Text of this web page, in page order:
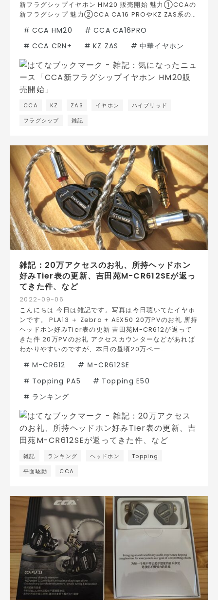
CCA KZ ZAS イヤホン
ハイブリッド
フラグシップ
雑記
新フラグシップイヤホン HM20 販売開始 魅力①CCAの
新フラグシップ 魅力②CCA CA16 PROやKZ ZAS系の…
# CCA HM20 # CCA CA16PRO
# CCA CRN+ # KZ ZAS # 中華イヤホン
2022-09-06
雑記：20万アクセスのお礼、所持ヘッドホン
好みTier表の更新、吉田苑M-CR612SEが返っ
てきた件、など
雑記 ランキング ヘッドホン
Topping
平面駆動
CCA
こんにちは 今日は雑記です。写真は今日聴いてたイヤホ
ンです。 PLA13 ＋ Zebra + AEX50 20万PVのお礼 所持
ヘッドホン好みTier表の更新 吉田苑M-CR612が返って
きた件 20万PVのお礼 アクセスカウンターなどがあれば
わかりやすいのですが、本日の昼頃20万ペー…
# M-CR612 # Ｍ-CR612SE
# Topping PA5 # Topping E50
# ランキング